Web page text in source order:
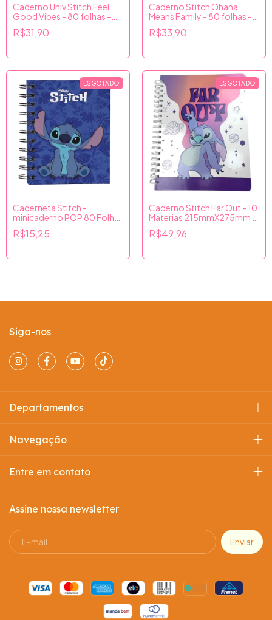
Caderno Univ Stitch Feel
Good Vibes - 80 folhas -
Culturama
R$31,90
Caderno Stitch Ohana
Means Family - 80 folhas -
Culturana
R$33,90
ESGOTADO
Caderneta Stitch -
minicaderno POP 80 Folhas
- Culturama
R$15,25
ESGOTADO
Caderno Stitch Far Out - 10
Materias 215mmX275mm -
Culturama
R$49,96
Siga-nos
Departamentos
Navegação
Entre em contato
Assine nossa newsletter